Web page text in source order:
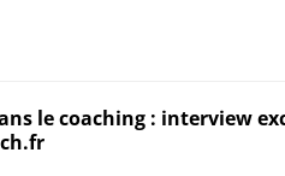
le coaching : interview